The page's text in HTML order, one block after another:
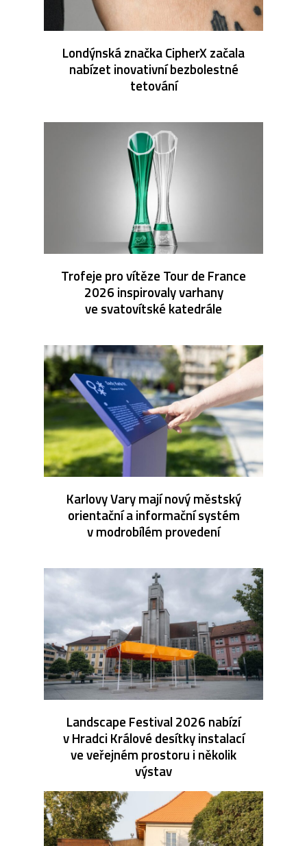
Londýnská značka CipherX začala
nabízet inovativní bezbolestné
tetování
Trofeje pro vítěze Tour de France
2026 inspirovaly varhany
ve svatovítské katedrále
Karlovy Vary mají nový městský
orientační a informační systém
v modrobílém provedení
Landscape Festival 2026 nabízí
v Hradci Králové desítky instalací
ve veřejném prostoru i několik
výstav